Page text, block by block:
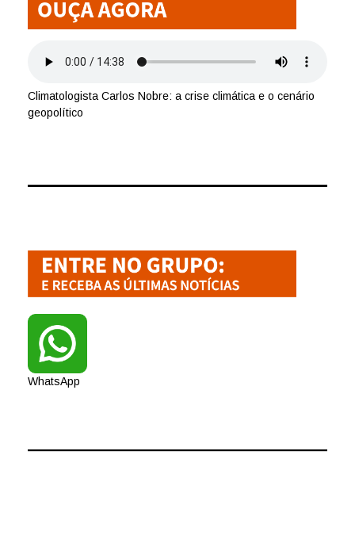
Climatologista Carlos Nobre: a crise climática e o cenário
geopolítico
WhatsApp